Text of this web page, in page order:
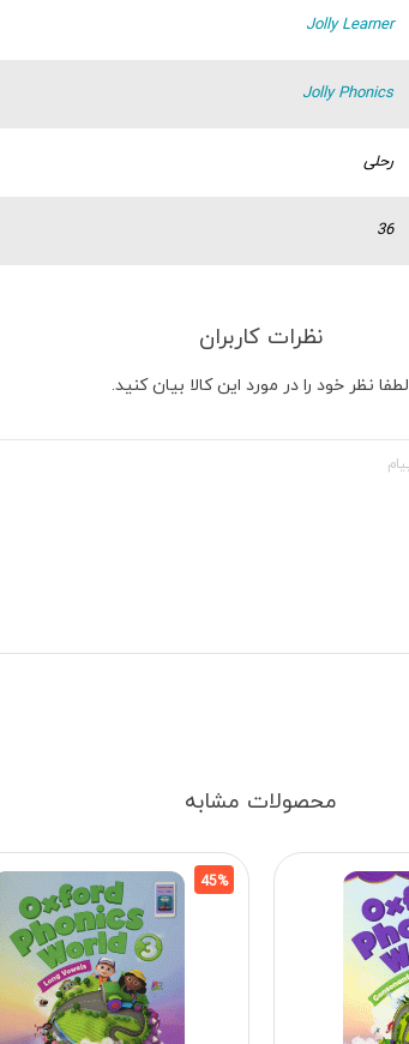
Jolly Learner
Jolly Phonics
رحلی
36
نظرات کاربران
لطفا نظر خود را در مورد این کالا بیان کنید.
محصولات مشابه
45%